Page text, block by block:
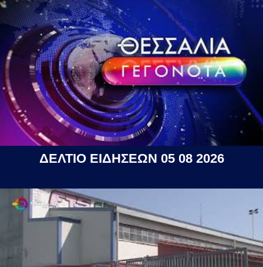
ΔΕΛΤΙΟ ΕΙΔΗΣΕΩΝ 05 08 2026